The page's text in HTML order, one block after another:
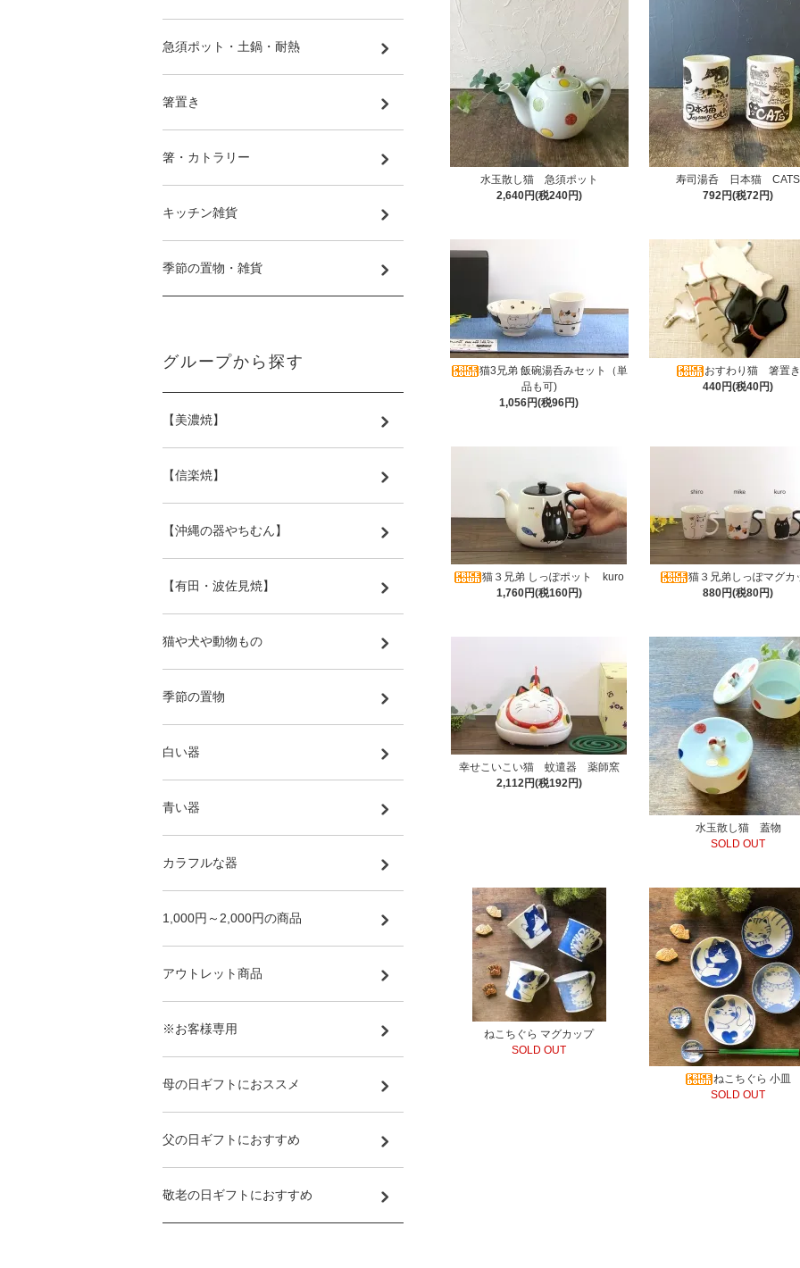
水玉散し猫 急須ポット
2,640円(税240円)
寿司湯呑 日本猫 CATS
792円(税72円)
猫3兄弟 飯碗湯呑みセット（単
品も可)
1,056円(税96円)
おすわり猫 箸置き
440円(税40円)
猫３兄弟 しっぽポット kuro
1,760円(税160円)
猫３兄弟しっぽマグカ
880円(税80円)
幸せこいこい猫 蚊遣器 薬師窯
2,112円(税192円)
水玉散し猫 蓋物
SOLD OUT
ねこちぐら マグカップ
SOLD OUT
ねこちぐら 小皿
SOLD OUT
急須ポット・土鍋・耐熱
箸置き
箸・カトラリー
キッチン雑貨
季節の置物・雑貨
グループから探す
【美濃焼】
【信楽焼】
【沖縄の器やちむん】
【有田・波佐見焼】
猫や犬や動物もの
季節の置物
白い器
青い器
カラフルな器
1,000円～2,000円の商品
アウトレット商品
※お客様専用
母の日ギフトにおススメ
父の日ギフトにおすすめ
敬老の日ギフトにおすすめ